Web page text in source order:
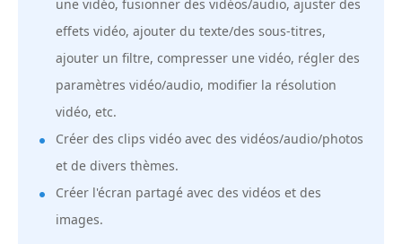
une vidéo, fusionner des vidéos/audio, ajuster des
effets vidéo, ajouter du texte/des sous-titres,
ajouter un filtre, compresser une vidéo, régler des
paramètres vidéo/audio, modifier la résolution
vidéo, etc.
Créer des clips vidéo avec des vidéos/audio/photos
et de divers thèmes.
Créer l'écran partagé avec des vidéos et des
images.